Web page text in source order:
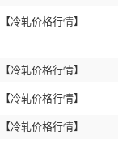
【冷轧价格行情】
【冷轧价格行情】
【冷轧价格行情】
【冷轧价格行情】